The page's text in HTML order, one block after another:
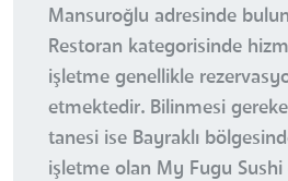
Mansuroğlu adresinde
Restoran kategorisinde
işletme genellikle
etmektedir. Bilinmesi
tanesi ise Bayraklı
işletme olan My Fugu